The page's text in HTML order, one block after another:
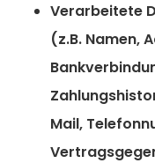
Verarbeitete
(z.B. Namen,
Mail,